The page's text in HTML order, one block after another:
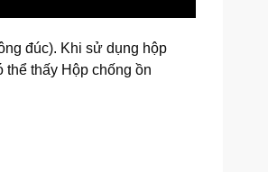
đúc). Khi sử dụng hộp
thấy Hộp chống ồn